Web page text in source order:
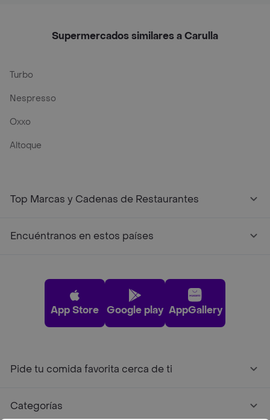
Supermercados similares a Carulla
Turbo
Nespresso
Oxxo
Altoque
Top Marcas y Cadenas de Restaurantes
Encuéntranos en estos países
App Store Google play AppGallery
Pide tu comida favorita cerca de ti
Categorías